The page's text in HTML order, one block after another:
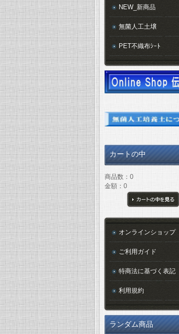
NEW_新商品
無菌人工土壌
PET不織布ｼｰﾄ
カートの中
商品数：0
金額：0
オンラインショップ
ご利用ガイド
特商法に基づく表記
利用規約
ランダム商品